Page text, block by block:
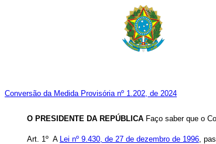
Conversão da Medida Provisória nº 1.202, de 2024
O PRESIDENTE DA REPÚBLICAFaço saber que o
Art. 1º A Lei nº 9.430, de 27 de dezembro de 1996,